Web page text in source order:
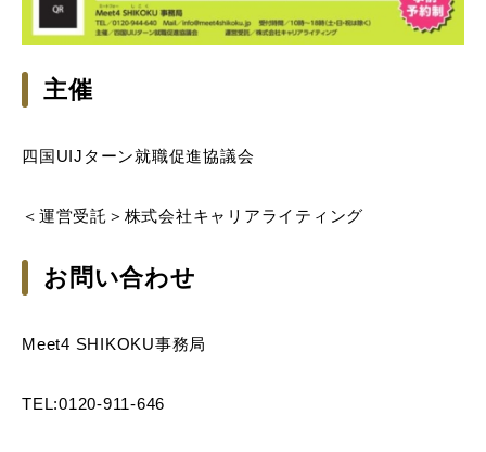
主催
四国UIJターン就職促進協議会
＜運営受託＞株式会社キャリアライティング
お問い合わせ
Meet4 SHIKOKU事務局
TEL:0120-911-646